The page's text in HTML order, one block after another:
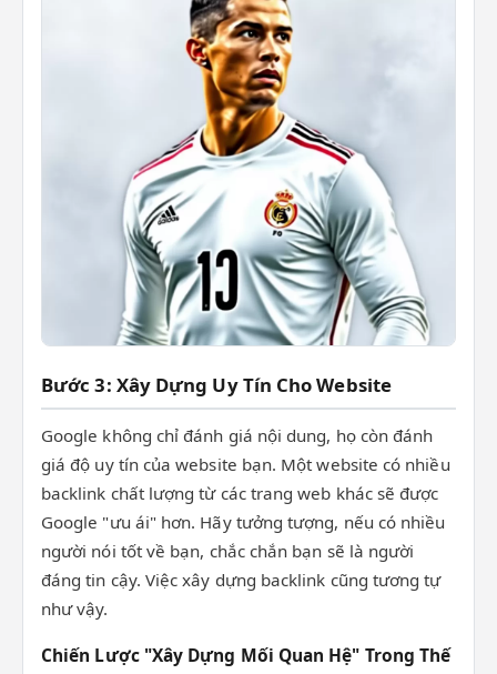
Bước 3: Xây Dựng Uy Tín Cho Website
Google không chỉ đánh giá nội dung, họ còn đánh
giá độ uy tín của website bạn. Một website có nhiều
backlink chất lượng từ các trang web khác sẽ được
Google "ưu ái" hơn. Hãy tưởng tượng, nếu có nhiều
người nói tốt về bạn, chắc chắn bạn sẽ là người
đáng tin cậy. Việc xây dựng backlink cũng tương tự
như vậy.
Chiến Lược "Xây Dựng Mối Quan Hệ" Trong Thế